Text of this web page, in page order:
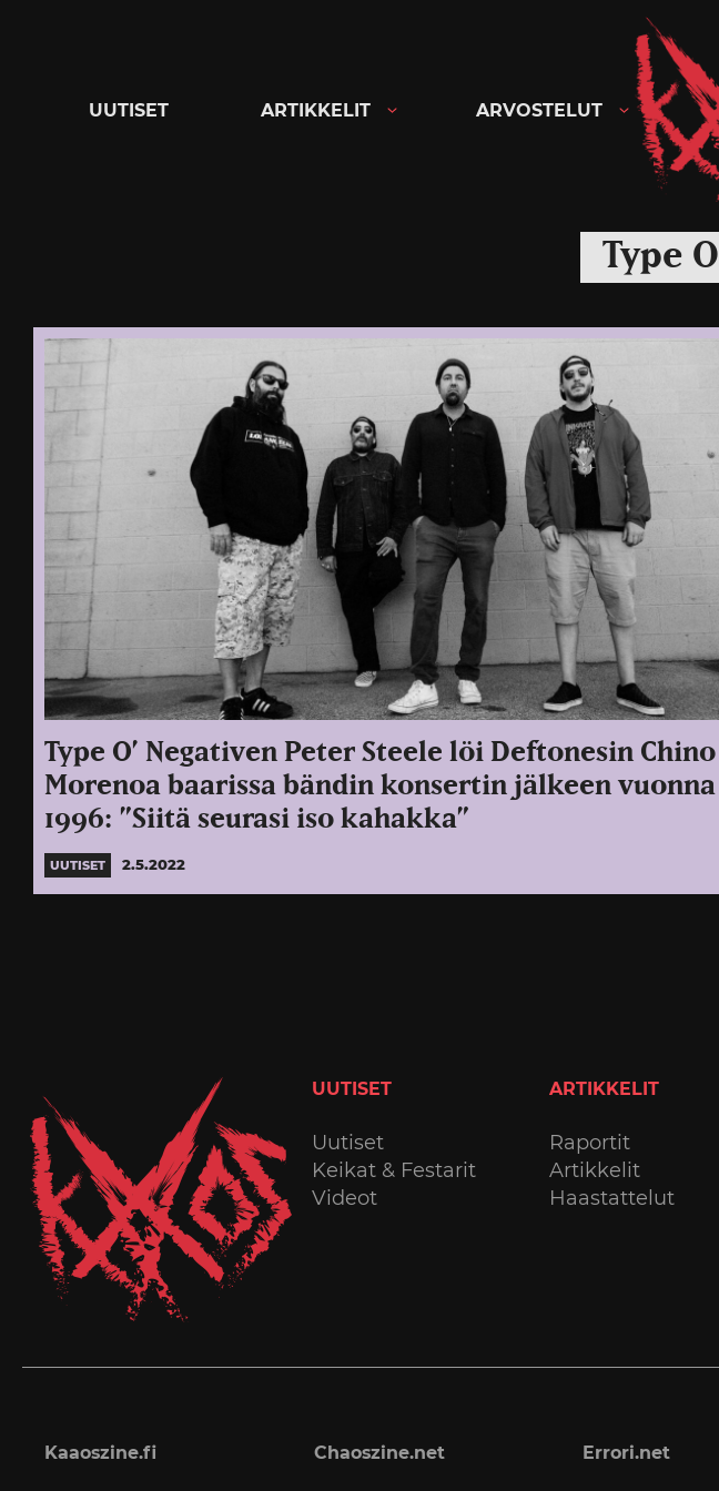
UUTISET ARTIKKELIT ARVOSTELUT
Type
Type O’ Negativen Peter Steele löi Deftonesin Chino
Morenoa baarissa bändin konsertin jälkeen vuonna
1996: ”Siitä seurasi iso kahakka”
UUTISET 2.5.2022
UUTISET
Uutiset
Keikat & Festarit
Videot
ARTIKKELIT
Raportit
Artikkelit
Haastattelut
Kaaoszine.fi Chaoszine.net Errori.net